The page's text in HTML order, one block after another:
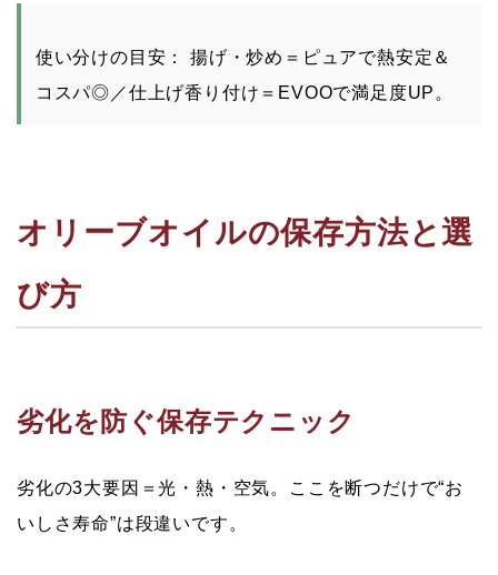
使い分けの目安： 揚げ・炒め＝ ピュアで熱安定＆
コスパ◎／仕上げ香り付け＝ EVOOで満足度UP。
オリーブオイルの保存方法と選
び方
劣化を防ぐ保存テクニック
劣化の3大要因＝光・熱・空気。
ここを断つだけで“お
いしさ寿命”は段違いです。